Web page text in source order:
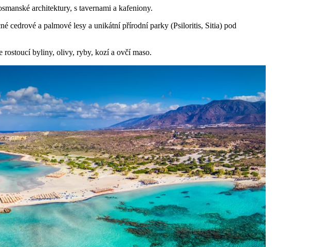
architektury, s tavernami a kafeniony.
cedrové a palmové lesy a unikátní přírodní parky (Psiloritis, Sitia) pod
rostoucí byliny, olivy, ryby, kozí a ovčí maso.